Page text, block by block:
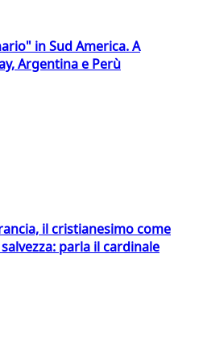
in Sud America. A
Argentina e Perù
il cristianesimo come
parla il cardinale